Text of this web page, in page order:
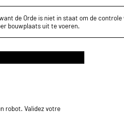
de Orde is niet in staat om de controle
bouwplaats uit te voeren.
robot. Validez votre